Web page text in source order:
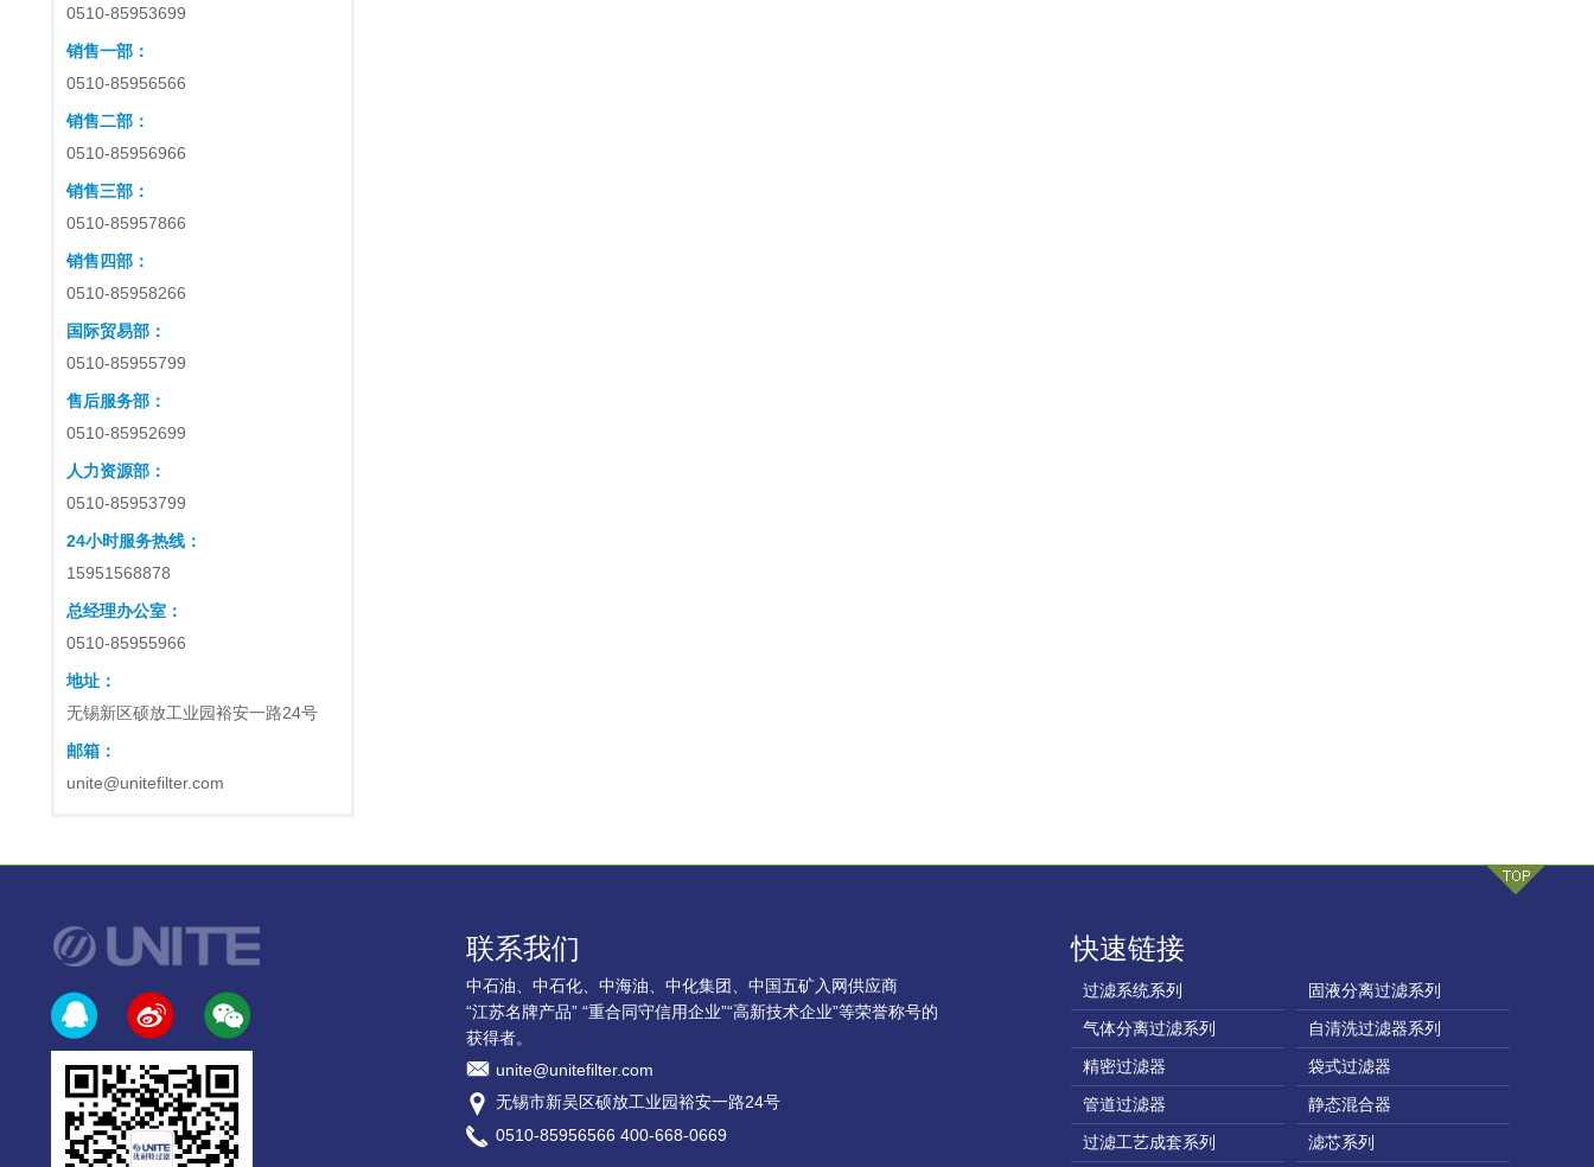
0510-85953699
销售一部：
0510-85956566
销售二部：
0510-85956966
销售三部：
0510-85957866
销售四部：
0510-85958266
国际贸易部：
0510-85955799
售后服务部：
0510-85952699
人力资源部：
0510-85953799
24小时服务热线：
15951568878
总经理办公室：
0510-85955966
地址：
无锡新区硕放工业园裕安一路24号
邮箱：
unite@unitefilter.com
联系我们
中石油、中石化、中海油、中化集团、中国五矿入网供应商
“江苏名牌产品” “重合同守信用企业”“高新技术企业”等荣誉称号的
获得者。
unite@unitefilter.com
无锡市新吴区硕放工业园裕安一路24号
0510-85956566 400-668-0669
快速链接
过滤系统系列
固液分离过滤系列
气体分离过滤系列
自清洗过滤器系列
精密过滤器
袋式过滤器
管道过滤器
静态混合器
过滤工艺成套系列
滤芯系列